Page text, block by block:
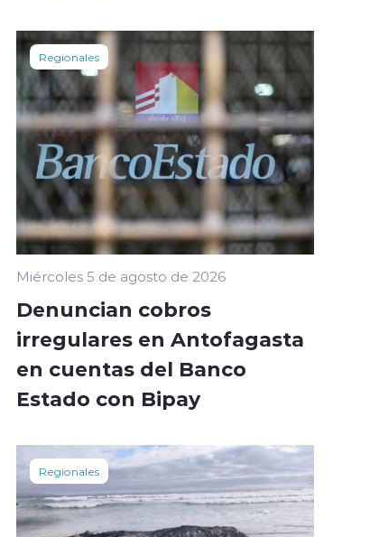
Regionales
Miércoles 5 de agosto de 2026
Denuncian cobros
irregulares en Antofagasta
en cuentas del Banco
Estado con Bipay
Regionales